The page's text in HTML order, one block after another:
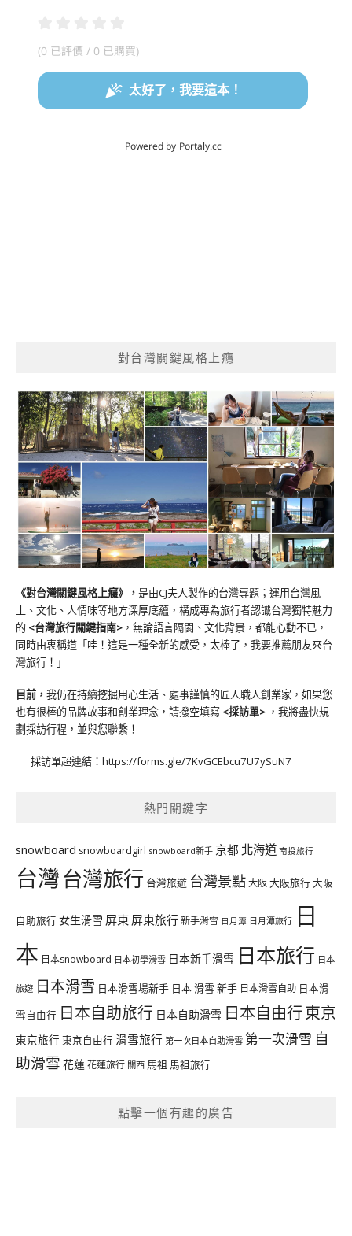
對台灣關鍵風格上癮
《對台灣關鍵風格上癮》 ， 是由CJ夫人製作的台灣專題；運用台灣風
土、文化、人情味等地方深厚底蘊，構成專為旅行者認識台灣獨特魅力
的 <台灣旅行關鍵指南> ，無論語言隔閡、文化背景，都能心動不已，
同時由衷稱道「哇！這是一種全新的感受，太棒了，我要推薦朋友來台
灣旅行！」
目前， 我仍在持續挖掘用心生活、處事謹慎的匠人職人創業家，如果您
也有很棒的品牌故事和創業理念，請撥空填寫 <採訪單> ，我將盡快規
劃採訪行程，並與您聯繫！
採訪單超連結： https://forms.gle/7KvGCEbcu7U7ySuN7
熱門關鍵字
snowboard snowboardgirl snowboard新手 京都 北海道 南投旅行
台灣台灣旅行 台灣旅遊 台灣景點大阪大阪旅行大阪
自助旅行 女生滑雪 屏東 屏東旅行新手滑雪 日月潭 日月潭旅行 日
本 日本snowboard 日本初學滑雪 日本新手滑雪 日本旅行 日本
旅遊 日本滑雪 日本滑雪場新手 日本 滑雪 新手 日本滑雪自助 日本滑
雪自由行 日本自助旅行 日本自助滑雪 日本自由行東京
東京旅行 東京自由行 滑雪旅行 第一次日本自助滑雪 第一次滑雪 自
助滑雪 花蓮花蓮旅行 關西 馬祖 馬祖旅行
點擊一個有趣的廣告